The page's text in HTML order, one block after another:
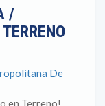
/
De
en Terreno!